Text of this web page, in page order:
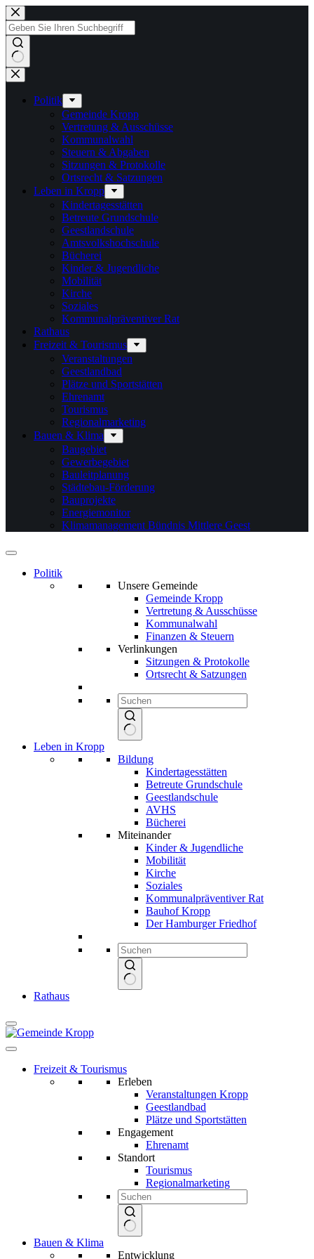
Zum
Inhalt
springen
Keine
Ergebnisse
Politik
Gemeinde Kropp
Vertretung & Ausschüsse
Kommunalwahl
Steuern & Abgaben
Sitzungen & Protokolle
Ortsrecht & Satzungen
Leben in Kropp
Kindertagesstätten
Betreute Grundschule
Geestlandschule
Amtsvolkshochschule
Bücherei
Kinder & Jugendliche
Mobilität
Kirche
Soziales
Kommunalpräventiver Rat
Rathaus
Freizeit & Tourismus
Veranstaltungen
Geestlandbad
Plätze und Sportstätten
Ehrenamt
Tourismus
Regionalmarketing
Bauen & Klima
Baugebiet
Gewerbegebiet
Bauleitplanung
Städtebau-Förderung
Bauprojekte
Energiemonitor
Klimamanagement Bündnis Mittlere Geest
Politik
Unsere Gemeinde
Gemeinde Kropp
Vertretung & Ausschüsse
Kommunalwahl
Finanzen & Steuern
Verlinkungen
Sitzungen & Protokolle
Ortsrecht & Satzungen
Ergebnisse
Leben in Kropp
Bildung
Kindertagesstätten
Betreute Grundschule
Geestlandschule
AVHS
Bücherei
Miteinander
Kinder & Jugendliche
Mobilität
Kirche
Soziales
Kommunalpräventiver Rat
Bauhof Kropp
Der Hamburger Friedhof
Rathaus
Freizeit & Tourismus
Erleben
Veranstaltungen Kropp
Geestlandbad
Plätze und Sportstätten
Engagement
Ehrenamt
Standort
Tourismus
Regionalmarketing
Ergebnisse
Bauen & Klima
Entwicklung